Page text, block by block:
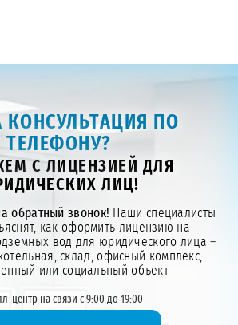
КОНСУЛЬТАЦИЯ ПО
ТЕЛЕФОНУ?
С ЛИЦЕНЗИЕЙ ДЛЯ
ЛИЦ!
обратный звонок! Наши специалисты
как оформить лицензию на
вод для юридического лица –
склад, офисный комплекс,
или социальный объект
центр на связи с 9:00 до 19:00